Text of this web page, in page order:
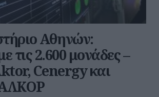
Αθηνών:
τις 2.600 μονάδες –
Cenergy και